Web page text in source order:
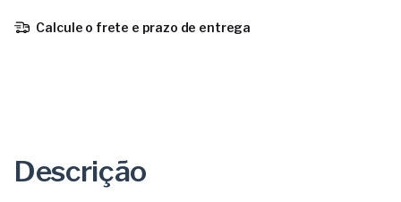
Calcule o frete e prazo de entrega
Descrição